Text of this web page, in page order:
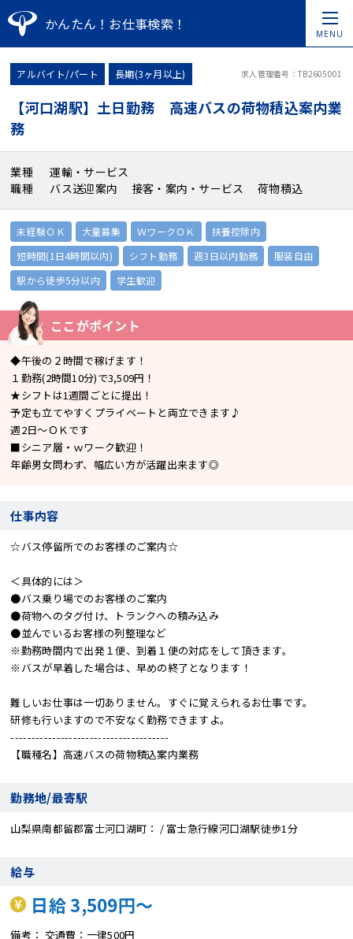
かんたん！お仕事検索！
アルバイト/パート 長期(3ヶ月以上) 求人管理番号：TB2605001
【河口湖駅】土日勤務 高速バスの荷物積込案内業
務
業種
運輸・サービス
職種
バス送迎案内 接客・案内・サービス 荷物積込
未経験ＯＫ 大量募集 ＷワークＯＫ
扶養控除内
短時間(1日4時間以内)
シフト勤務 週3日以内勤務
服装自由
駅から徒歩5分以内
学生歓迎
ここがポイント
◆午後の２時間で稼げます！
１勤務(2時間10分)で3,509円！
★シフトは1週間ごとに提出！
予定も立てやすくプライベートと両立できます♪
週2日～ＯＫです
■シニア層・ｗワーク歓迎！
年齢男女問わず、幅広い方が活躍出来ます◎
仕事内容
☆バス停留所でのお客様のご案内☆
＜具体的には＞
●バス乗り場でのお客様のご案内
●荷物へのタグ付け、トランクへの積み込み
●並んでいるお客様の列整理など
※勤務時間内で出発１便、到着１便の対応をして頂きます。
※バスが早着した場合は、早めの終了となります！
難しいお仕事は一切ありません。すぐに覚えられるお仕事です。
研修も行いますので不安なく勤務できますよ。
--------------------------------------
【職種名】高速バスの荷物積込案内業務
勤務地/最寄駅
山梨県南都留郡富士河口湖町 / 富士急行線河口湖駅徒歩1分
給与
日給 3,509円～
備考
交通費：一律500円
MENU